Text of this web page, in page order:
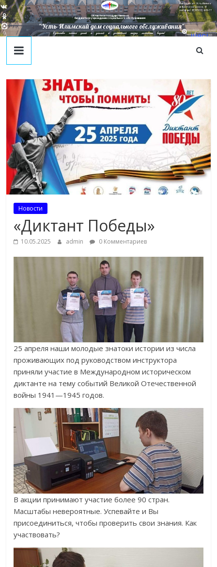
Областное государственное
бюджетное учреждение социального обслуживания
juecj
@mail
"Усть-Илимский дом социального обслуживания"
Наш адрес в г. Усть-Илимск:
ул. Братское Шоссе, 41
тел/факс: 8(395-35) 4-09-77
Единство наших целей и усилий к достойной жизни личности ведет!
Новости
«Диктант Победы»
10.05.2025 admin 0 Комментариев
25 апреля наши молодые знатоки истории из числа
проживающих под руководством инструктора
приняли участие в Международном историческом
диктанте на тему событий Великой Отечественной
войны 1941—1945 годов.
В акции принимают участие более 90 стран.
Масштабы невероятные. Успевайте и Вы
присоединиться, чтобы проверить свои знания. Как
участвовать?